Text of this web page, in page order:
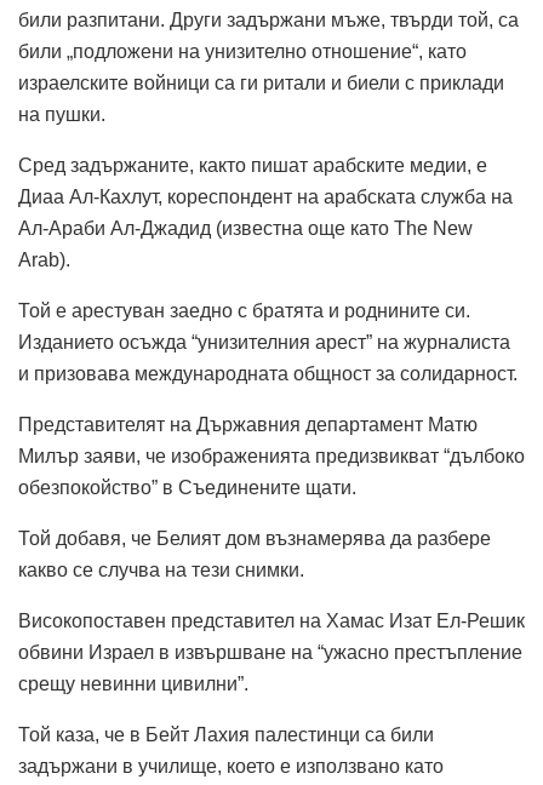
били разпитани. Други задържани мъже, твърди той, са
били „подложени на унизително отношение“, като
израелските войници са ги ритали и биели с приклади
на пушки.
Сред задържаните, както пишат арабските медии, е
Диаа Ал-Кахлут, кореспондент на арабската служба на
Ал-Араби Ал-Джадид (известна още като The New
Arab).
Той е арестуван заедно с братята и роднините си.
Изданието осъжда “унизителния арест” на журналиста
и призовава международната общност за солидарност.
Представителят на Държавния департамент Матю
Милър заяви, че изображенията предизвикват “дълбоко
обезпокойство” в Съединените щати.
Той добавя, че Белият дом възнамерява да разбере
какво се случва на тези снимки.
Високопоставен представител на Хамас Изат Ел-Решик
обвини Израел в извършване на “ужасно престъпление
срещу невинни цивилни”.
Той каза, че в Бейт Лахия палестинци са били
задържани в училище, което е използвано като